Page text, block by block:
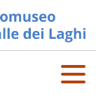
OPE